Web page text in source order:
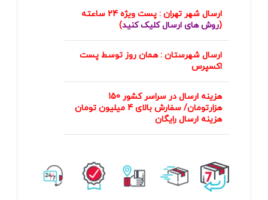
ارسال شهر تهران : پست ویژه 24 ساعته
(روش های ارسال کلیک کنید)
ارسال شهرستان : همان روز توسط پست
اکسپرس
هزینه ارسال در سراسر کشور 150
هزارتومان/ سفارش بالای 4 میلیون تومان
هزینه ارسال رایگان